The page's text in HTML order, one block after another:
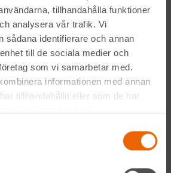
tillhandahålla funktioner
analysera vår trafik. Vi
sådana identifierare och annan
till de sociala medier och
som vi samarbetar med.
informationen med annan
tillhandahållit eller som de har
till nyhetsbrevet godkänner jag